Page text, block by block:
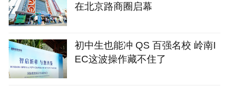
在北京路商圈启幕
初中生也能冲 QS 百强名校 岭南I
EC这波操作藏不住了